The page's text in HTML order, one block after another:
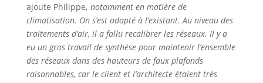
ajoute Philippe, notamment en matière de
climatisation. On s’est adapté à l’existant. Au niveau des
traitements d’air, il a fallu recalibrer les réseaux. Il y a
eu un gros travail de synthèse pour maintenir l’ensemble
des réseaux dans des hauteurs de faux plafonds
raisonnables, car le client et l’architecte étaient très